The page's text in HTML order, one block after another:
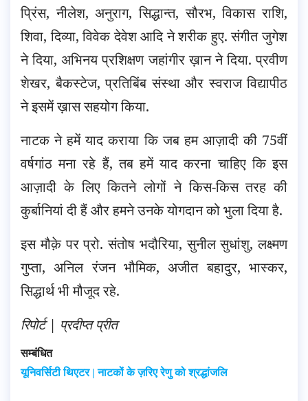
प्रिंस, नीलेश, अनुराग, सिद्धान्त, सौरभ, विकास राशि,
शिवा, दिव्या, विवेक देवेश आदि ने शरीक हुए. संगीत जुगेश
ने दिया, अभिनय प्रशिक्षण जहांगीर ख़ान ने दिया. प्रवीण
शेखर, बैकस्टेज, प्रतिबिंब संस्था और स्वराज विद्यापीठ
ने इसमें ख़ास सहयोग किया.
नाटक ने हमें याद कराया कि जब हम आज़ादी की 75वीं
वर्षगांठ मना रहे हैं, तब हमें याद करना चाहिए कि इस
आज़ादी के लिए कितने लोगों ने किस-किस तरह की
कुर्बानियां दी हैं और हमने उनके योगदान को भुला दिया है.
इस मौक़े पर प्रो. संतोष भदौरिया, सुनील सुधांशु, लक्ष्मण
गुप्ता, अनिल रंजन भौमिक, अजीत बहादुर, भास्कर,
सिद्धार्थ भी मौजूद रहे.
रिपोर्ट | प्रदीप्त प्रीत
सम्बंधित
यूनिवर्सिटी थिएटर | नाटकों के ज़रिए रेणु को श्रद्धांजलि